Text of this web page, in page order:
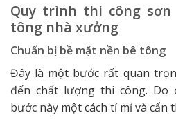
Quy trình thi công sơn
tông nhà xưởng
Chuẩn bị bề mặt nền bê tông
Đây là một bước rất quan
đến chất lượng thi công. Do
bước này một cách tỉ mỉ và cẩn